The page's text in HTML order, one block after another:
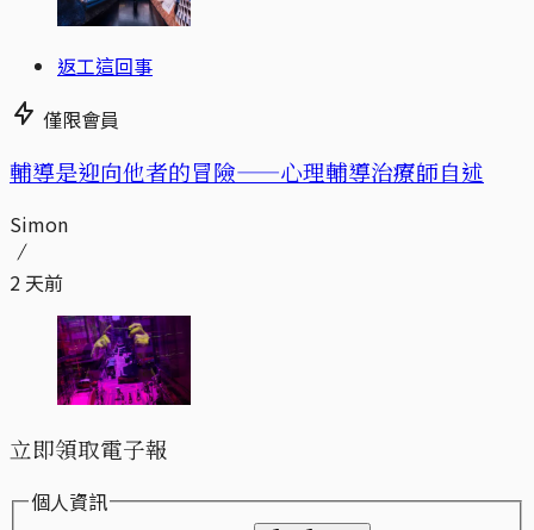
返工這回事
僅限會員
輔導是迎向他者的冒險——心理輔導治療師自述
Simon
2 天前
立即領取電子報
個人資訊